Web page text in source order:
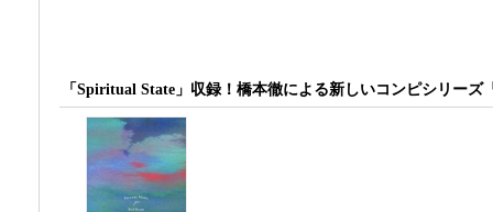
「Spiritual State」収録！橋本徹による新しいコンピシリーズ